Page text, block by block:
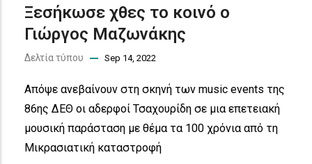
Ξεσήκωσε χθες το κοινό ο
Γιώργος Μαζωνάκης
Δελτία τύπου Sep 14, 2022
Απόψε ανεβαίνουν στη σκηνή των music events της
86ης ΔΕΘ οι αδερφοί Τσαχουρίδη σε μια επετειακή
μουσική παράσταση με θέμα τα 100 χρόνια από τη
Μικρασιατική καταστροφή